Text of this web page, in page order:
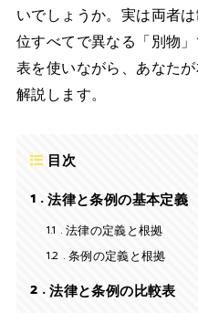
いでしょうか。実は両者
位すべてで異なる「別物
表を使いながら、あなた
解説します。
目次
1
法律と条例の基本定義
1.1
法律の定義と根拠
1.2 条例の定義と根拠
2 法律と条例の比較表